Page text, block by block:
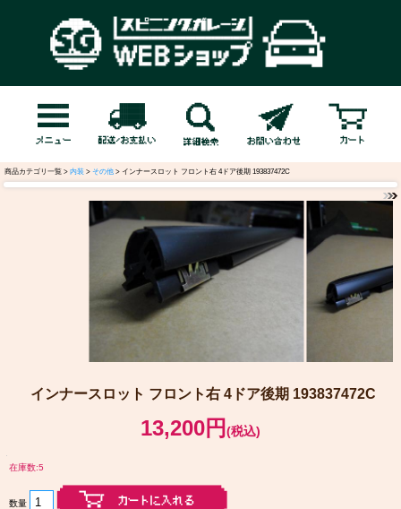
商品カテゴリ一覧 > 内装 > その他 > インナースロット フロント右 4ドア後期 193837472C
インナースロット フロント右 4ドア後期 193837472C
13,200円 (税込)
在庫数:5
数量